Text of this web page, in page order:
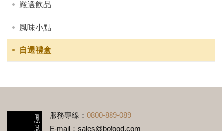
嚴選飲品
風味小點
自選禮盒
服務專線： 0800-889-089
E-mail： sales@bofood.com